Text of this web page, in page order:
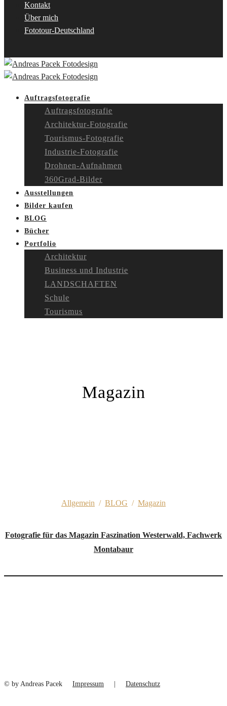
Kontakt
Über mich
Fototour-Deutschland
Auftragsfotografie
Auftragsfotografie
Architektur-Fotografie
Tourismus-Fotografie
Industrie-Fotografie
Drohnen-Aufnahmen
360Grad-Bilder
Ausstellungen
Bilder kaufen
BLOG
Bücher
Portfolio
Architektur
Business und Industrie
LANDSCHAFTEN
Schule
Tourismus
Magazin
Allgemein / BLOG / Magazin
Fotografie für das Magazin Faszination Westerwald, Fachwerk
Montabaur
© by Andreas Pacek Impressum Datenschutz